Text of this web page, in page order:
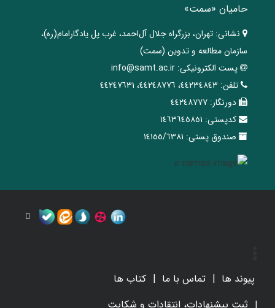
حامیان «سمت»
نشانی: تهران، ‌بزرگراه ‌جلال آل‌احمد، غرب پل يادگار‌امام(ره)‌،
سازمان مطالعه و تدوین‌ (سمت)
پست الکترونیکی: info@samt.ac.ir
تلفن: ٤٤٢٣٤٨٤٣، ٤٤٢٤٨٧٧٦، ٤٤٢٤٧٦٣١
دورنگار: ٤٤٢٤٨٧٧٧
کدپستی: ١٤٦٣٦٤٥٨٥١
صندوق پستی: ١٤١٥٥/٦٣٨١
پیوند ها تماس با ما
کتاب ها
ثبت پیشنهادات، انتقادات و شکایت